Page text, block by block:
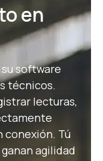
en
software
técnicos.
lecturas,
conexión. Tú
agilidad